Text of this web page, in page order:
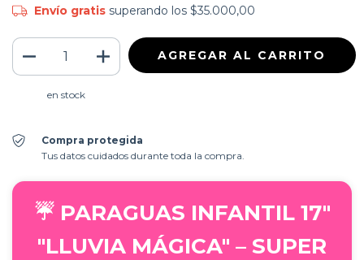
Envío gratis superando los $35.000,00
en stock
Compra protegida
Tus datos cuidados durante toda la compra.
☔ PARAGUAS INFANTIL 17"
"LLUVIA MÁGICA" – SUPER